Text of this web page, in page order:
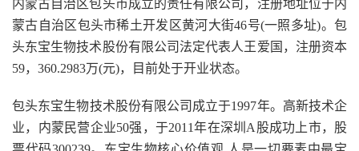
内蒙古自治区包头市成立的责任有限公司，注册地址位于内
蒙古自治区包头市稀土开发区黄河大街46号(一照多址)。包
头东宝生物技术股份有限公司法定代表人王爱国，注册资本
59，360.2983万(元)，目前处于开业状态。
包头东宝生物技术股份有限公司成立于1997年。高新技术企
业，内蒙民营企业50强，于2011年在深圳A股成功上市，股